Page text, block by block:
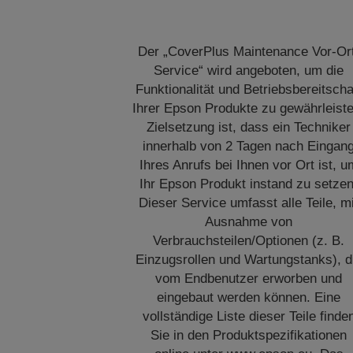
Der „CoverPlus Maintenance Vor-
Service“ wird angeboten, um die
Funktionalität und
Ihrer Epson Produkte zu
Zielsetzung ist, dass ein Techniker
innerhalb von 2 Tagen nach
Ihres Anrufs bei Ihnen vor Ort ist,
Ihr Epson Produkt instand zu
Dieser Service umfasst alle Teile,
Ausnahme von
Verbrauchsteilen/Optionen (z. B.
Einzugsrollen und Wartungstanks),
vom Endbenutzer erworben und
eingebaut werden können. Eine
vollständige Liste dieser Teile
Sie in den Produktspezifikationen